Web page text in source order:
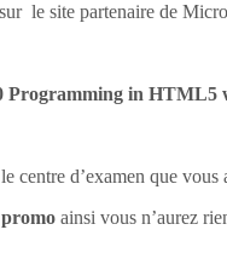
le site partenaire de
Programming in HTML5
centre d’examen que vous
ainsi vous n’aurez